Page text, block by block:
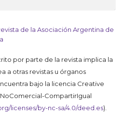
de la Asociación Argentina de
por parte de la revista implica la
a otras revistas u órganos
bajo la licencia Creative
CompartirIgual
licenses/by-nc-sa/4.0/deed.es).